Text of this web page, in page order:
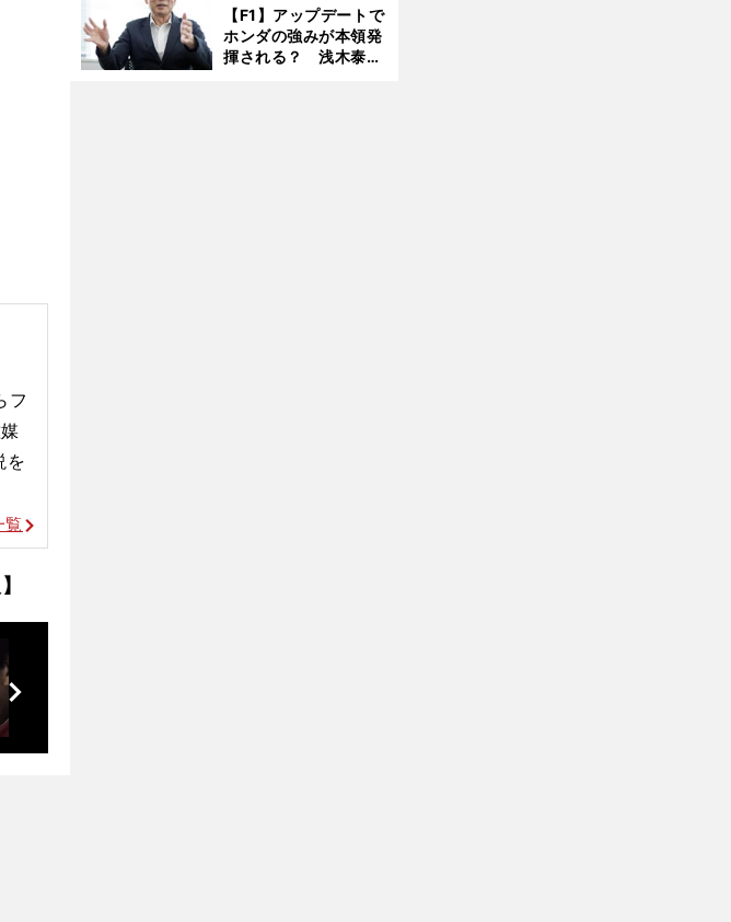
フ
を
覧
【F1】アップデートで
ホンダの強みが本領発
揮される？ 浅木泰昭